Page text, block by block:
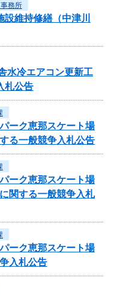
務所
設維持修繕（中津川
水冷エアコン更新工
札公告
ーク恵那スケート場
る一般競争入札公告
ーク恵那スケート場
関する一般競争入札
ーク恵那スケート場
入札公告